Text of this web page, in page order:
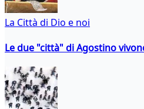
La Città di Dio e noi
Le due "città" di Agostino